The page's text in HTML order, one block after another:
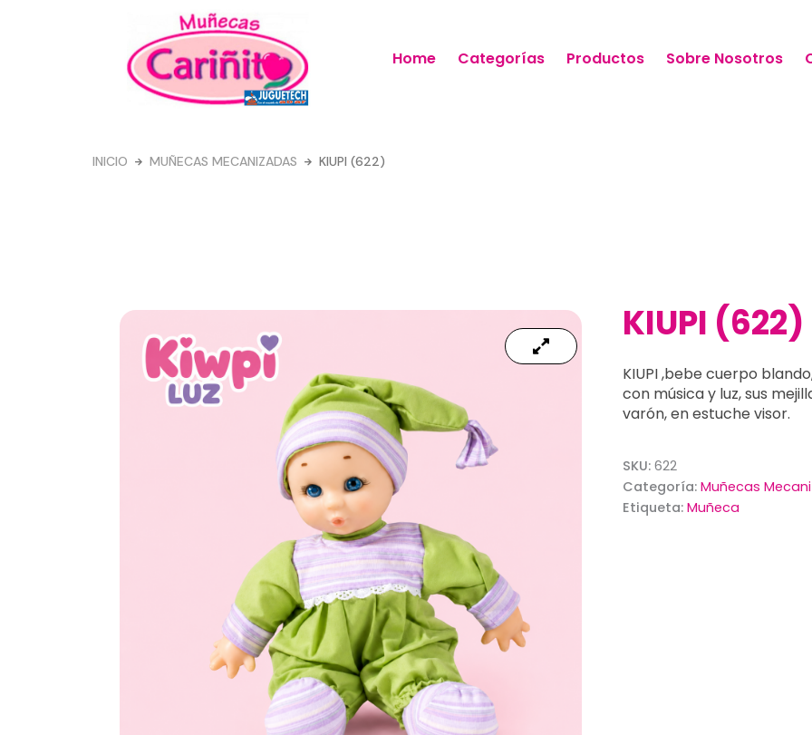
Home Categorías Productos Sobre Nosotros
INICIO MUÑECAS MECANIZADAS KIUPI (622)
KIUPI (622)
KIUPI ,bebe cuerpo
con música y luz, sus
varón, en estuche visor.
SKU: 622
Categoría: Muñecas
Etiqueta: Muñeca